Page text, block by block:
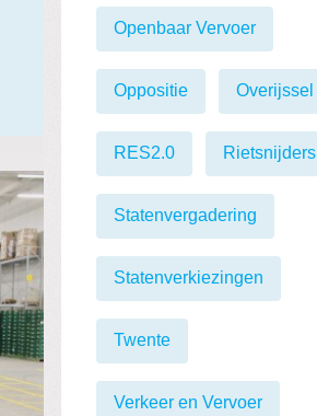
Openbaar Vervoer
Oppositie Overijssel
RES2.0 Rietsnijders
Statenvergadering
Statenverkiezingen
Twente
Verkeer en Vervoer